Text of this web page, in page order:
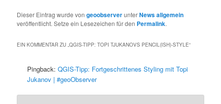
Dieser Eintrag wurde vongeoobserverunterNews allgemein
veröffentlicht. Setze ein Lesezeichen für den Permalink.
EIN KOMMENTAR ZU „QGIS-TIPP: TOPI TJUKANOVS PENCIL(ISH)-STYLE“
Pingback:QGIS-Tipp: Fortgeschrittenes Styling mit Topi
Jukanov | #geoObserver